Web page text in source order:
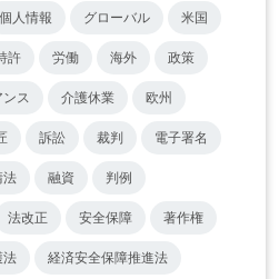
個人情報 グローバル 米国
許 労働 海外 政策
ンス 介護休業 欧州
訴訟 裁判 電子署名
法 融資 判例
法改正 安全保障 著作権
法 経済安全保障推進法